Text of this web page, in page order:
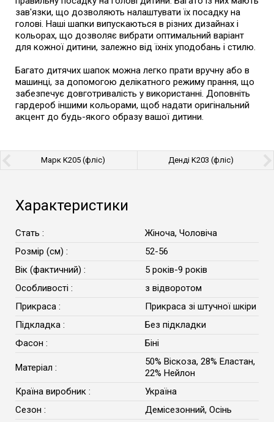
зав'язки, що дозволяють налаштувати їх посадку на
голові. Наші шапки випускаються в різних дизайнах і
кольорах, що дозволяє вибрати оптимальний варіант
для кожної дитини, залежно від їхніх уподобань і стилю.
Багато дитячих шапок можна легко прати вручну або в
машинці, за допомогою делікатного режиму прання, що
забезпечує довготривалість у використанні. Доповніть
гардероб іншими кольорами, щоб надати оригінальний
акцент до будь-якого образу вашої дитини.
Денді K203 (фліс)
Марк K205 (фліс)
Характеристики
Стать :
Жіноча, Чоловіча
Розмір (см) :
52-56
Вік (фактичний) :
5 років-9 років
Особливості :
з відворотом
Прикраса :
Прикраса зі штучної шкіри
Підкладка :
Без підкладки
Фасон :
Біні
Матеріал :
50% Віскоза, 28% Еластан,
22% Нейлон
Країна виробник :
Україна
Сезон :
Демісезонний, Осінь